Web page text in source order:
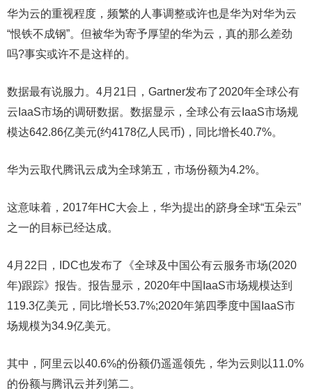
华为云的重视程度，频繁的人事调整或许也是华为对华为云
“恨铁不成钢”。但被华为寄予厚望的华为云，真的那么差劲
吗?事实或许不是这样的。
数据最有说服力。4月21日，Gartner发布了2020年全球公有
云IaaS市场的调研数据。数据显示，全球公有云IaaS市场规
模达642.86亿美元(约4178亿人民币)，同比增长40.7%。
华为云取代腾讯云成为全球第五，市场份额为4.2%。
这意味着，2017年HC大会上，华为提出的跻身全球“五朵云”
之一的目标已经达成。
4月22日，IDC也发布了《全球及中国公有云服务市场(2020
年)跟踪》报告。报告显示，2020年中国IaaS市场规模达到
119.3亿美元，同比增长53.7%;2020年第四季度中国IaaS市
场规模为34.9亿美元。
其中，阿里云以40.6%的份额仍遥遥领先，华为云则以11.0%
的份额与腾讯云并列第二。